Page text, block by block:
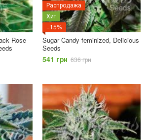
Rose
Распродажа
Хит
−15%
Sugar Candy feminized, Delicious
Seeds
541 грн 636 грн